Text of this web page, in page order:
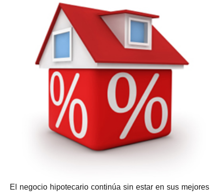
El negocio hipotecario continúa sin estar en sus mejores